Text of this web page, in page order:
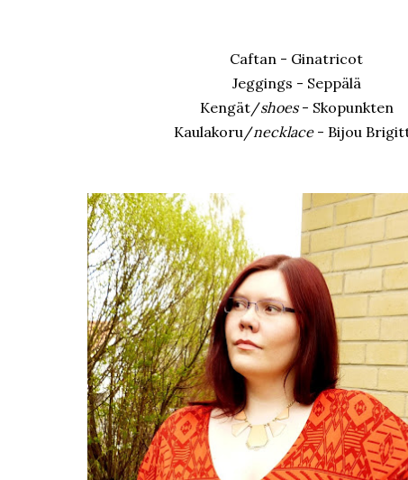
Caftan - Ginatricot
Jeggings - Seppälä
Kengät/shoes- Skopunkten
Kaulakoru/necklace- Bijou